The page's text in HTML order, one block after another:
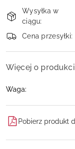
i
dostawa
Wysyłka w
ciągu:
Cena przesyłki:
Więcej o
Waga:
Pobierz produkt